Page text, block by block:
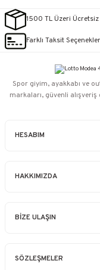
1500 TL Üzeri
Farklı Taksit
HESABIM
HAKKIMIZDA
BİZE ULAŞIN
SÖZLEŞMELER
Spor giyim, ayakkabı ve
markaları, güvenli alışveriş